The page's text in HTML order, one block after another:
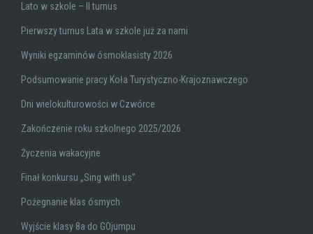
Lato w szkole – II turnus
Pierwszy turnus Lata w szkole już za nami
Wyniki egzaminów ósmoklasisty 2026
Podsumowanie pracy Koła Turystyczno-Krajoznawczego
Dni wielokulturowości w Czwórce
Zakończenie roku szkolnego 2025/2026
Życzenia wakacyjne
Finał konkursu „Sing with us”
Pożegnanie klas ósmych
Wyjście klasy 8a do GOjumpu